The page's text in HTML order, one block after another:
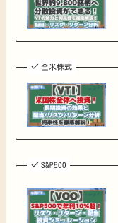
全米株式
S&P500